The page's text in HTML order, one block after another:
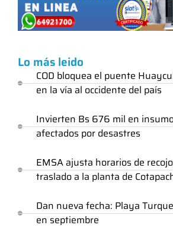
Lo más leido
COD bloquea el puente
en la vía al occidente del país
Invierten Bs 676 mil en
afectados por desastres
EMSA ajusta horarios de
traslado a la planta de
Dan nueva fecha: Playa
en septiembre